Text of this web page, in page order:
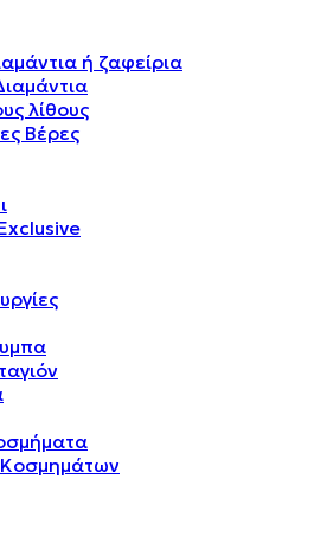
ή ζαφείρια
λίθους
Βέρες